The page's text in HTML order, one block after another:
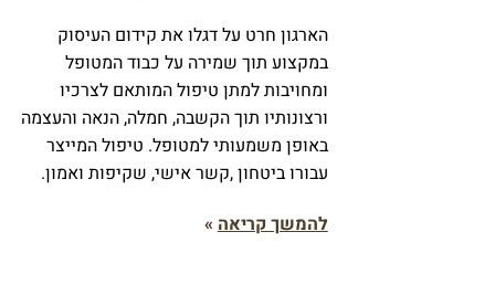
הארגון חרט על דגלו את קידום העיסוק
במקצוע תוך שמירה על כבוד המטופל
ומחויבות למתן טיפול המותאם לצרכיו
ורצונותיו תוך הקשבה, חמלה, הנאה והעצמה
באופן משמעותי למטופל. טיפול המייצר
עבורו ביטחון ,קשר אישי, שקיפות ואמון.
להמשך קריאה»